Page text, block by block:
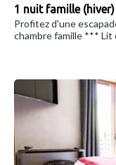
1 nuit famille (hiver)
Profitez d'une
chambre famille *** Lit